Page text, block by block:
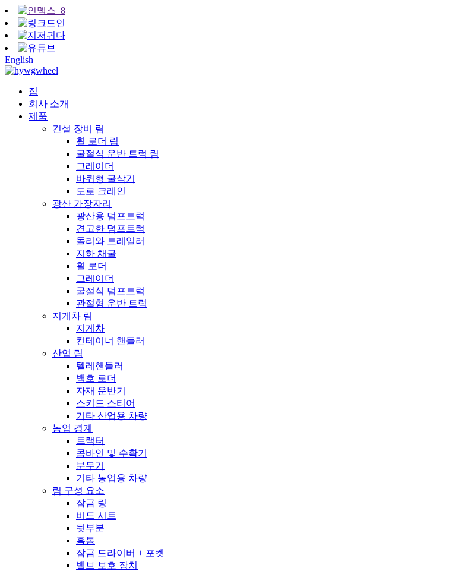
English
집
회사 소개
제품
건설 장비 림
휠 로더 림
굴절식 운반 트럭 림
그레이더
바퀴형 굴삭기
도로 크레인
광산 가장자리
광산용 덤프트럭
견고한 덤프트럭
돌리와 트레일러
지하 채굴
휠 로더
그레이더
굴절식 덤프트럭
관절형 운반 트럭
지게차 림
지게차
컨테이너 핸들러
산업 림
텔레핸들러
백호 로더
자재 운반기
스키드 스티어
기타 산업용 차량
농업 경계
트랙터
콤바인 및 수확기
분무기
기타 농업용 차량
림 구성 요소
잠금 링
비드 시트
뒷부분
홈통
잠금 드라이버 + 포켓
밸브 보호 장치